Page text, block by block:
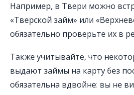
Например, в Твери можно
«Тверской займ» или
обязательно проверьте их в
Также учитывайте, что
выдают займы на карту без
обязательна вдвойне: вы не